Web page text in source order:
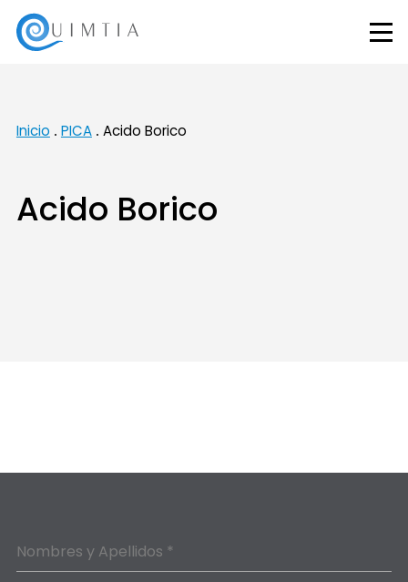
Inicio PICA Acido Borico
Acido Borico
Nombres y Apellidos *